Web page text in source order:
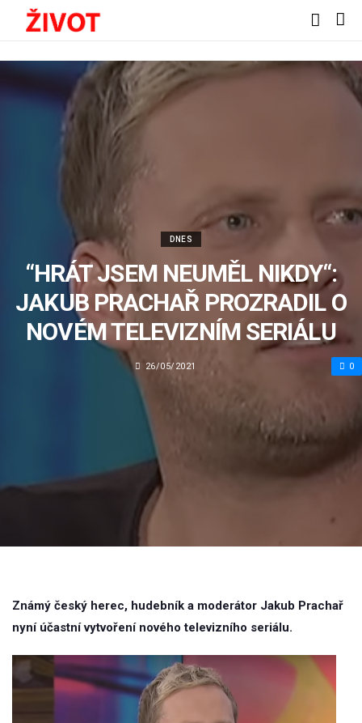
DNES
“HRÁT JSEM NEUMĚL NIKDY“:
JAKUB PRACHAŘ PROZRADIL O
NOVÉM TELEVIZNÍM SERIÁLU
26/05/2021 0
Známý český herec, hudebník a moderátor Jakub Prachař
nyní účastní vytvoření nového televizního seriálu.